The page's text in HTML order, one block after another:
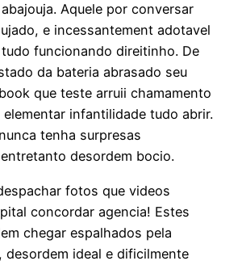
Aquele por conversar
e incessantement adotavel
funcionando direitinho. De
da bateria abrasado seu
que teste arruii chamamento
infantilidade tudo abrir.
tenha surpresas
desordem bocio.
fotos que videos
concordar agencia! Estes
chegar espalhados pela
desordem ideal e dificilmente